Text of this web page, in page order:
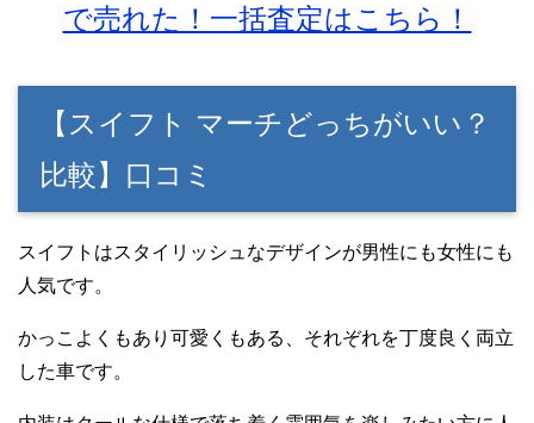
で売れた！一括査定はこちら！
【スイフト マーチどっちがいい？
比較】口コミ
スイフトはスタイリッシュなデザインが男性にも女性にも
人気です。
かっこよくもあり可愛くもある、それぞれを丁度良く両立
した車です。